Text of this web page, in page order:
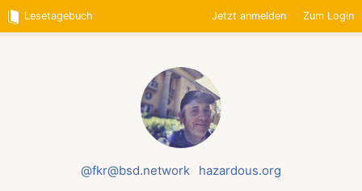
Lesetagebuch Jetzt anmelden Zum Login
@fkr@bsd.network hazardous.org